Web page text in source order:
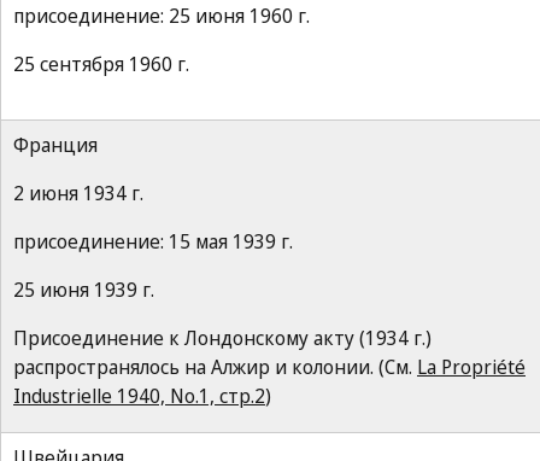
присоединение: 25 июня 1960 г.
25 сентября 1960 г.
Франция
2 июня 1934 г.
присоединение: 15 мая 1939 г.
25 июня 1939 г.
Присоединение к Лондонскому акту (1934 г.)
распространялось на Алжир и колонии. (См. La Propriété
Industrielle 1940, No.1, стр.2)